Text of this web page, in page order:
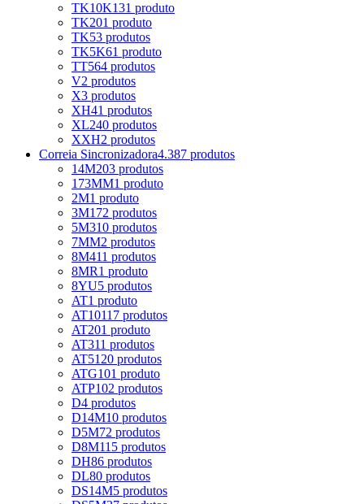
TK10K131 produto
TK201 produto
TK53 produtos
TK5K61 produto
TT564 produtos
V2 produtos
X3 produtos
XH41 produtos
XL240 produtos
XXH2 produtos
Correia Sincronizadora4.387 produtos
14M203 produtos
173MM1 produto
2M1 produto
3M172 produtos
5M310 produtos
7MM2 produtos
8M411 produtos
8MR1 produto
8YU5 produtos
AT1 produto
AT10117 produtos
AT201 produto
AT311 produtos
AT5120 produtos
ATG101 produto
ATP102 produtos
D4 produtos
D14M10 produtos
D5M72 produtos
D8M115 produtos
DH86 produtos
DL80 produtos
DS14M5 produtos